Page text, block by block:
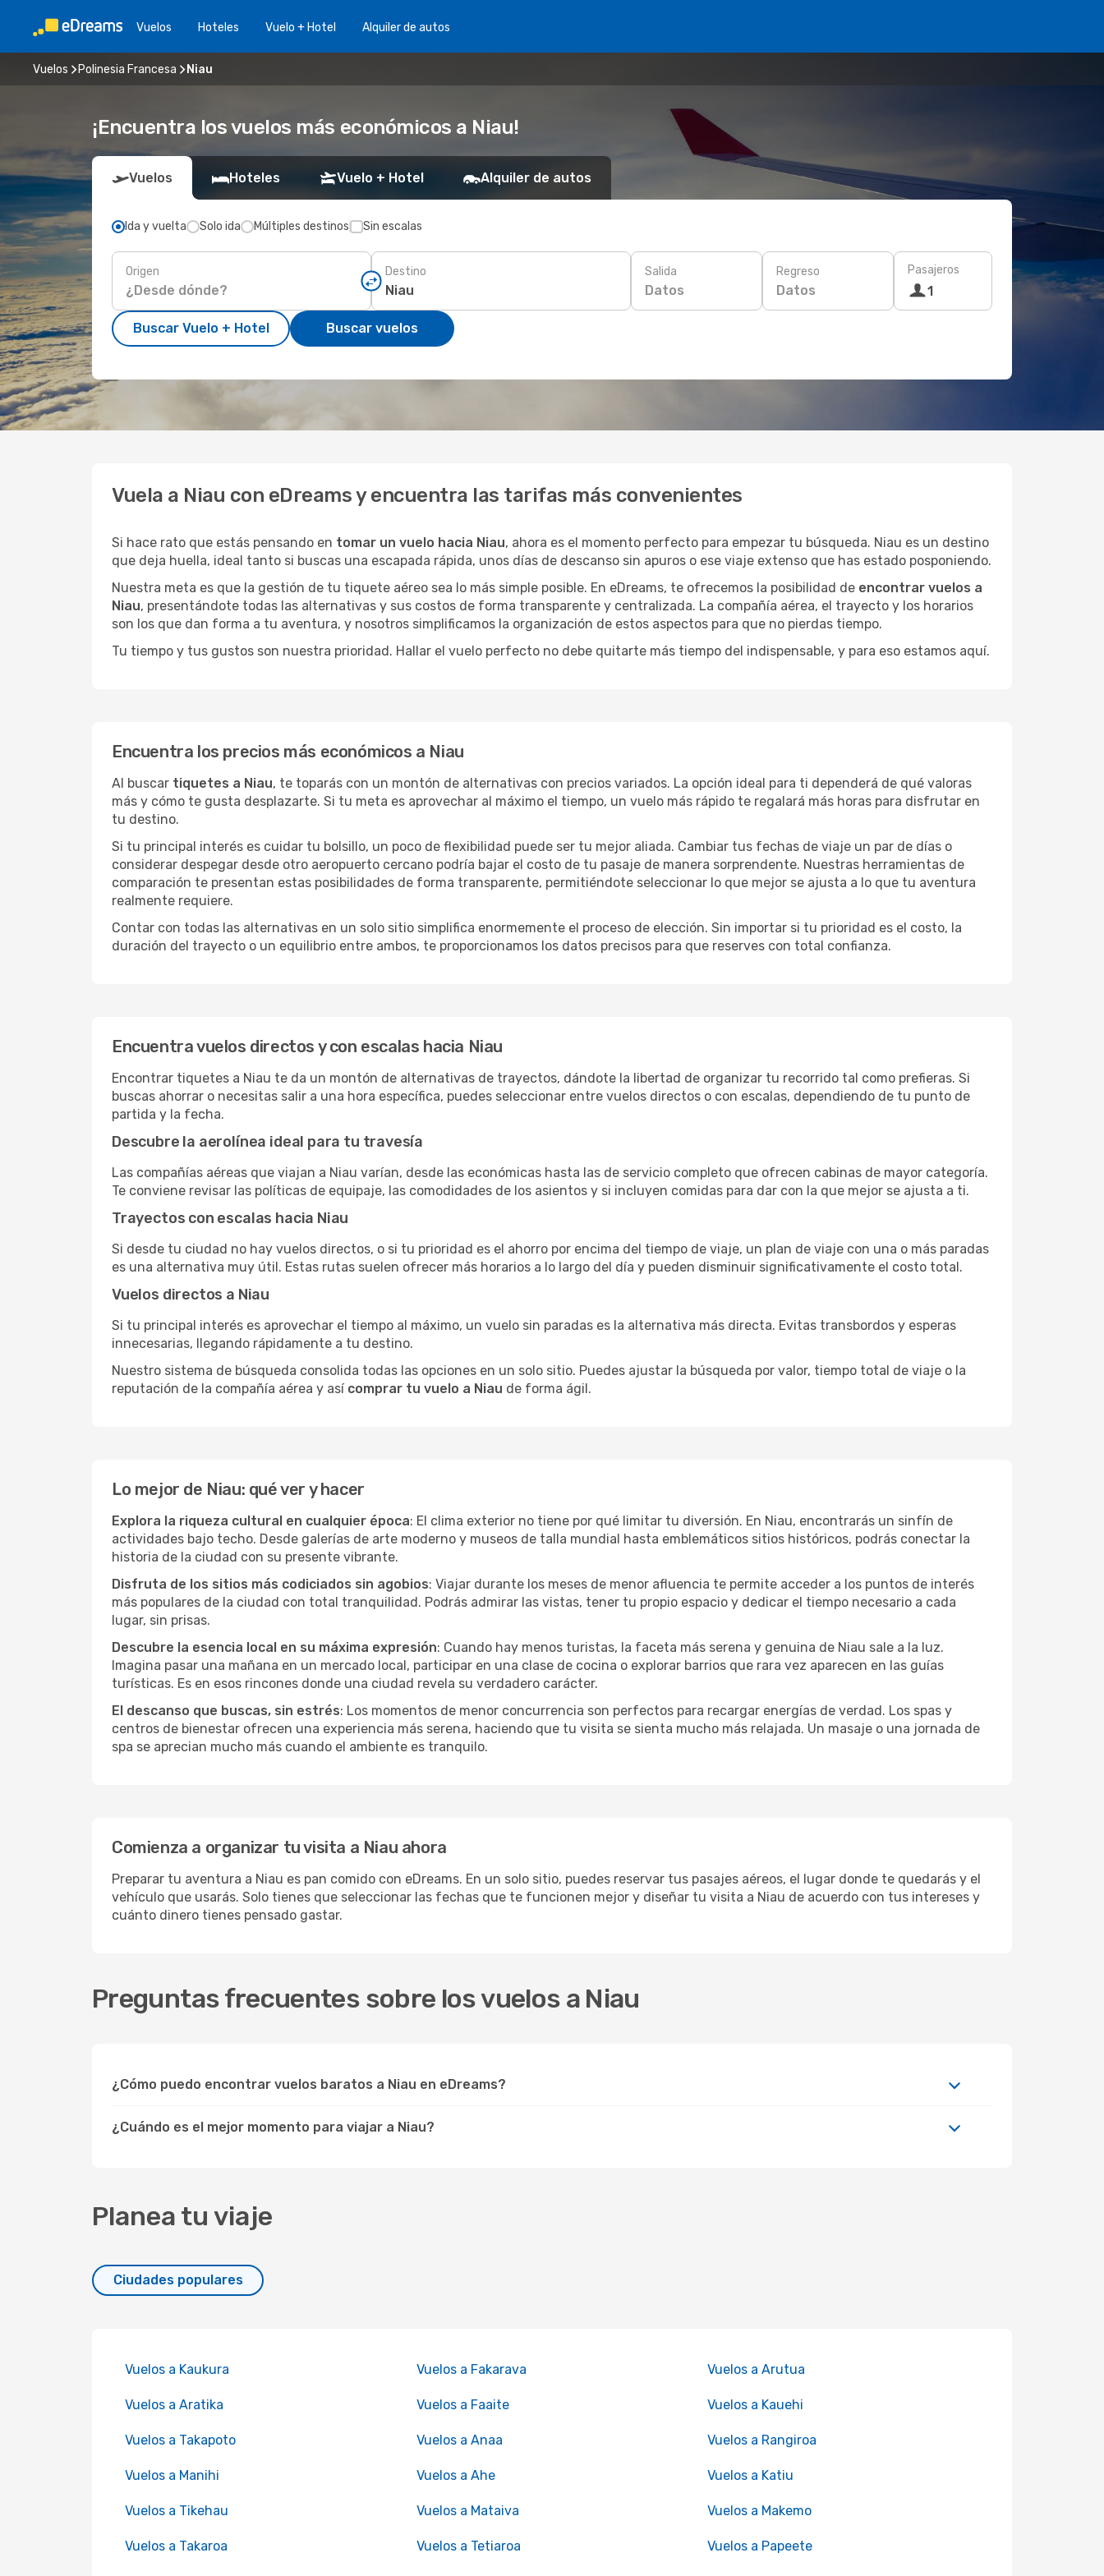
Vuelos Hoteles Vuelo + Hotel Alquiler de autos
Vuelos Polinesia Francesa Niau
¡Encuentra los vuelos más económicos a Niau!
Vuelos Hoteles Vuelo + Hotel Alquiler de autos
Ida y vuelta Solo ida Múltiples destinos Sin escalas
Origen Destino Salida
Datos
Regreso
Datos
Pasajeros
1
Buscar Vuelo + Hotel Buscar vuelos
Vuela a Niau con eDreams y encuentra las tarifas más convenientes
Si hace rato que estás pensando en tomar un vuelo hacia Niau, ahora es el momento perfecto para empezar tu búsqueda. Niau es un destino
que deja huella, ideal tanto si buscas una escapada rápida, unos días de descanso sin apuros o ese viaje extenso que has estado posponiendo.
Nuestra meta es que la gestión de tu tiquete aéreo sea lo más simple posible. En eDreams, te ofrecemos la posibilidad de encontrar vuelos a
Niau, presentándote todas las alternativas y sus costos de forma transparente y centralizada. La compañía aérea, el trayecto y los horarios
son los que dan forma a tu aventura, y nosotros simplificamos la organización de estos aspectos para que no pierdas tiempo.
Tu tiempo y tus gustos son nuestra prioridad. Hallar el vuelo perfecto no debe quitarte más tiempo del indispensable, y para eso estamos aquí.
Encuentra los precios más económicos a Niau
Al buscar tiquetes a Niau, te toparás con un montón de alternativas con precios variados. La opción ideal para ti dependerá de qué valoras
más y cómo te gusta desplazarte. Si tu meta es aprovechar al máximo el tiempo, un vuelo más rápido te regalará más horas para disfrutar en
tu destino.
Si tu principal interés es cuidar tu bolsillo, un poco de flexibilidad puede ser tu mejor aliada. Cambiar tus fechas de viaje un par de días o
considerar despegar desde otro aeropuerto cercano podría bajar el costo de tu pasaje de manera sorprendente. Nuestras herramientas de
comparación te presentan estas posibilidades de forma transparente, permitiéndote seleccionar lo que mejor se ajusta a lo que tu aventura
realmente requiere.
Contar con todas las alternativas en un solo sitio simplifica enormemente el proceso de elección. Sin importar si tu prioridad es el costo, la
duración del trayecto o un equilibrio entre ambos, te proporcionamos los datos precisos para que reserves con total confianza.
Encuentra vuelos directos y con escalas hacia Niau
Encontrar tiquetes a Niau te da un montón de alternativas de trayectos, dándote la libertad de organizar tu recorrido tal como prefieras. Si
buscas ahorrar o necesitas salir a una hora específica, puedes seleccionar entre vuelos directos o con escalas, dependiendo de tu punto de
partida y la fecha.
Descubre la aerolínea ideal para tu travesía
Las compañías aéreas que viajan a Niau varían, desde las económicas hasta las de servicio completo que ofrecen cabinas de mayor categoría.
Te conviene revisar las políticas de equipaje, las comodidades de los asientos y si incluyen comidas para dar con la que mejor se ajusta a ti.
Trayectos con escalas hacia Niau
Si desde tu ciudad no hay vuelos directos, o si tu prioridad es el ahorro por encima del tiempo de viaje, un plan de viaje con una o más paradas
es una alternativa muy útil. Estas rutas suelen ofrecer más horarios a lo largo del día y pueden disminuir significativamente el costo total.
Vuelos directos a Niau
Si tu principal interés es aprovechar el tiempo al máximo, un vuelo sin paradas es la alternativa más directa. Evitas transbordos y esperas
innecesarias, llegando rápidamente a tu destino.
Nuestro sistema de búsqueda consolida todas las opciones en un solo sitio. Puedes ajustar la búsqueda por valor, tiempo total de viaje o la
reputación de la compañía aérea y así comprar tu vuelo a Niau de forma ágil.
Lo mejor de Niau: qué ver y hacer
Explora la riqueza cultural en cualquier época: El clima exterior no tiene por qué limitar tu diversión. En Niau, encontrarás un sinfín de
actividades bajo techo. Desde galerías de arte moderno y museos de talla mundial hasta emblemáticos sitios históricos, podrás conectar la
historia de la ciudad con su presente vibrante.
Disfruta de los sitios más codiciados sin agobios: Viajar durante los meses de menor afluencia te permite acceder a los puntos de interés
más populares de la ciudad con total tranquilidad. Podrás admirar las vistas, tener tu propio espacio y dedicar el tiempo necesario a cada
lugar, sin prisas.
Descubre la esencia local en su máxima expresión: Cuando hay menos turistas, la faceta más serena y genuina de Niau sale a la luz.
Imagina pasar una mañana en un mercado local, participar en una clase de cocina o explorar barrios que rara vez aparecen en las guías
turísticas. Es en esos rincones donde una ciudad revela su verdadero carácter.
El descanso que buscas, sin estrés: Los momentos de menor concurrencia son perfectos para recargar energías de verdad. Los spas y
centros de bienestar ofrecen una experiencia más serena, haciendo que tu visita se sienta mucho más relajada. Un masaje o una jornada de
spa se aprecian mucho más cuando el ambiente es tranquilo.
Comienza a organizar tu visita a Niau ahora
Preparar tu aventura a Niau es pan comido con eDreams. En un solo sitio, puedes reservar tus pasajes aéreos, el lugar donde te quedarás y el
vehículo que usarás. Solo tienes que seleccionar las fechas que te funcionen mejor y diseñar tu visita a Niau de acuerdo con tus intereses y
cuánto dinero tienes pensado gastar.
Preguntas frecuentes sobre los vuelos a Niau
¿Cómo puedo encontrar vuelos baratos a Niau en eDreams?
¿Cuándo es el mejor momento para viajar a Niau?
Planea tu viaje
Ciudades populares
Vuelos a Kaukura Vuelos a Fakarava Vuelos a Arutua
Vuelos a Aratika Vuelos a Faaite Vuelos a Kauehi
Vuelos a Takapoto Vuelos a Anaa Vuelos a Rangiroa
Vuelos a Manihi Vuelos a Ahe Vuelos a Katiu
Vuelos a Tikehau Vuelos a Mataiva Vuelos a Makemo
Vuelos a Takaroa Vuelos a Tetiaroa Vuelos a Papeete